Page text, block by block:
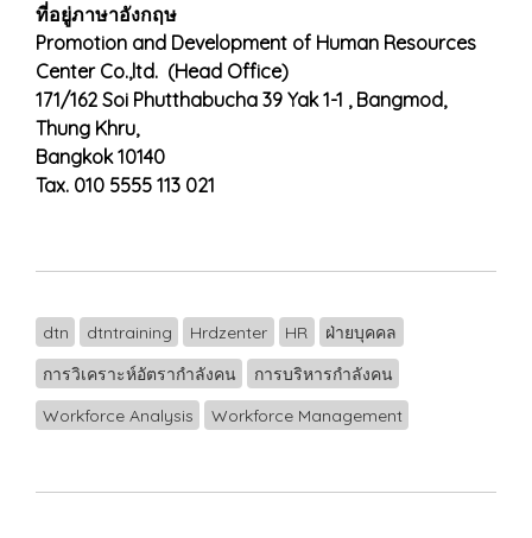
ที่อยู่ภาษาอังกฤษ
Promotion and Development of Human Resources
Center Co.,ltd. (Head Office)
171/162 Soi Phutthabucha 39 Yak 1-1 , Bangmod,
Thung Khru,
Bangkok 10140
Tax. 010 5555 113 021
dtn dtntraining Hrdzenter HR
ฝ่ายบุคคล
การวิเคราะห์อัตรากำลังคน
การบริหารกำลังคน
Workforce Analysis
Workforce Management